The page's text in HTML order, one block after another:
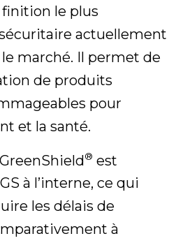
finition le plus
actuellement
marché. Il permet de
de produits
pour
et la santé.
® est
à l’interne, ce qui
les délais de
à